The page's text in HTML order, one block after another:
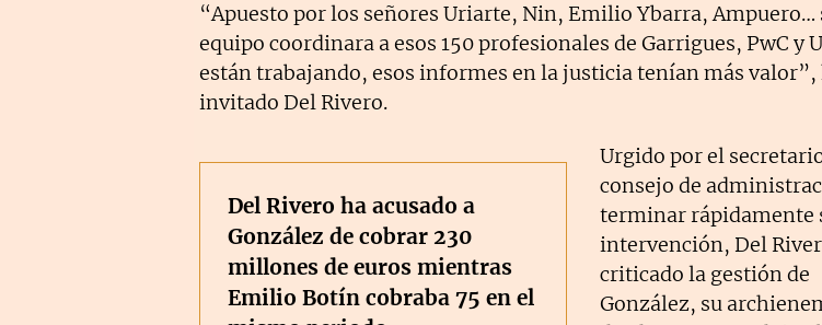
“Apuesto por los señores Uriarte, Nin, Emilio Ybarra, Ampuero…
equipo coordinara a esos 150 profesionales de Garrigues, PwC y
están trabajando, esos informes en la justicia tenían más valor”,
invitado Del Rivero.
Del Rivero ha acusado a
González de cobrar 230
millones de euros mientras
Emilio Botín cobraba 75 en el
Urgido por el
consejo de
terminar rápidamente
intervención, Del
criticado la gestión de
González, su